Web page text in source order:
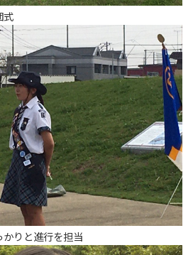
式
りと進行を担当